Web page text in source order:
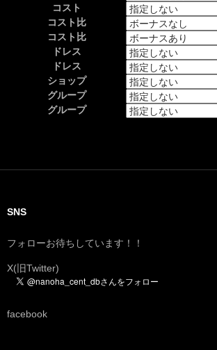
コスト
コスト比
コスト比
ドレス
ドレス
ショップ
グループ
グループ
SNS
フォローお待ちしています！！
X(旧Twitter)
facebook